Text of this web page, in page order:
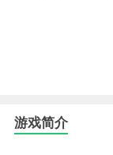
游戏简介